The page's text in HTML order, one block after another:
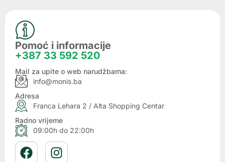
Pomoć i informacije
+387 33 592 520
Mail za upite o web narudžbama:
info@monis.ba
Adresa
Franca Lehara 2 / Alta Shopping Centar
Radno vrijeme
09:00h do 22:00h